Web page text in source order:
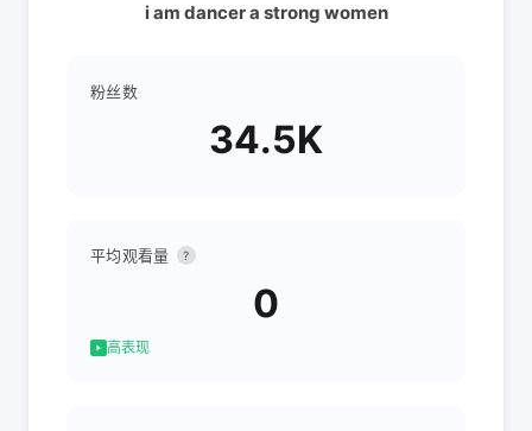
i am dancer a strong women
粉丝数
34.5K
平均观看量 ?
0
高表现